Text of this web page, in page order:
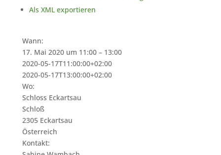
Als XML exportieren
Wann:
17. Mai 2020 um 11:00 – 13:00
2020-05-17T11:00:00+02:00
2020-05-17T13:00:00+02:00
Wo:
Schloss Eckartsau
Schloß
2305 Eckartsau
Österreich
Kontakt: